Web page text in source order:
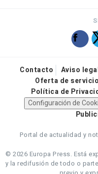
Contacto Aviso
Oferta de
Política de
Configuración de
Portal de actualidad y
© 2026 Europa Press. Está
y la redifusión de todo o